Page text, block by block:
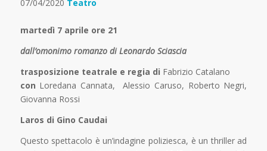
07/04/2020 Teatro
martedì 7 aprile ore 21
dall’omonimo romanzo di Leonardo Sciascia
trasposizione teatrale e regia di Fabrizio Catalano
con Loredana Cannata, Alessio Caruso, Roberto Negri,
Giovanna Rossi
Laros di Gino Caudai
Questo spettacolo è un’indagine poliziesca, è un thriller ad